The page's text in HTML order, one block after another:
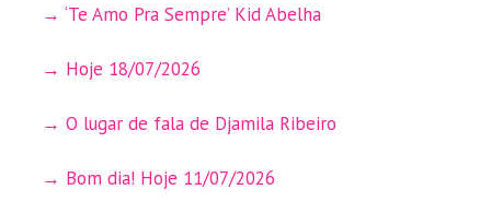
‘Te Amo Pra Sempre’ Kid Abelha
Hoje 18/07/2026
O lugar de fala de Djamila Ribeiro
Bom dia! Hoje 11/07/2026